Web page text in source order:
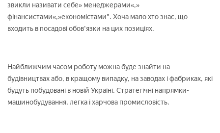
звикли називати себе» менеджерами«,»
фінансистами«,»економістами". Хоча мало хто знає, що
входить в посадові обов'язки на цих позиціях.
Найближчим часом роботу можна буде знайти на
будівництвах або, в кращому випадку, на заводах і фабриках, які
будуть побудовані в новій Україні. Стратегічні напрямки-
машинобудування, легка і харчова промисловість.